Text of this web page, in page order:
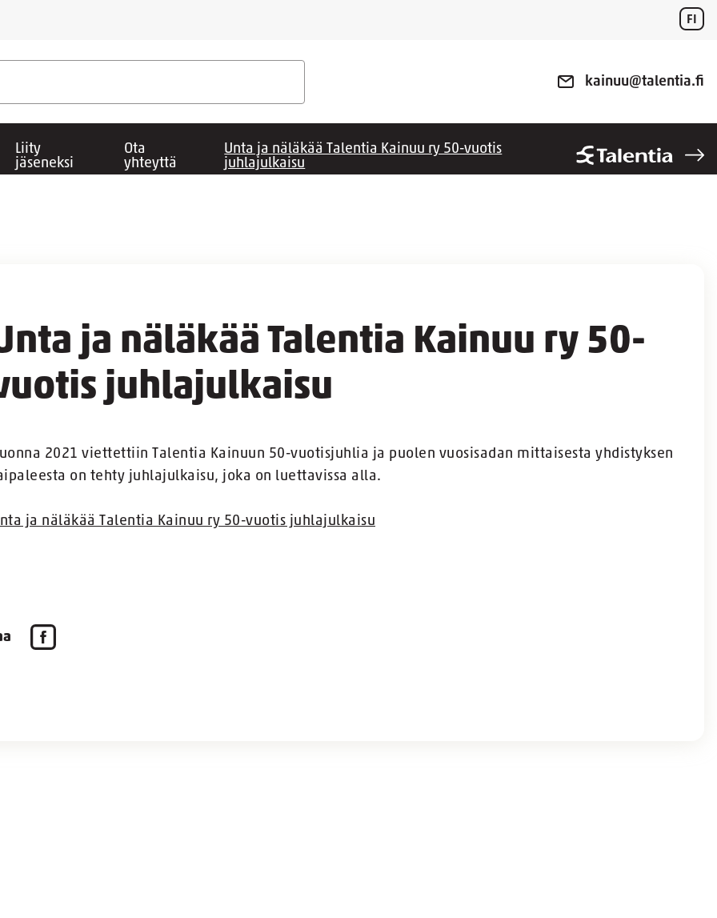
FI
kainuu@talentia.fi
Liity
jäseneksi
Ota
yhteyttä
Unta ja näläkää Talentia Kainuu ry 50-vuotis
juhlajulkaisu
ja näläkää Talentia Kainuu ry 50-
juhlajulkaisu
2021 viettettiin Talentia Kainuun 50-vuotisjuhlia ja puolen vuosisadan mittaisesta yhdistyksen
on tehty juhlajulkaisu, joka on luettavissa alla.
ja näläkää Talentia Kainuu ry 50-vuotis juhlajulkaisu